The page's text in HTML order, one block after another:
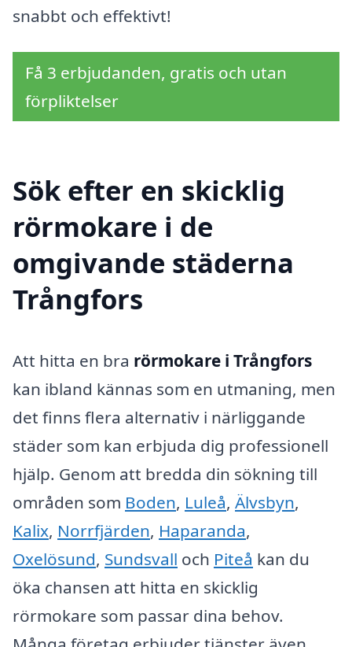
snabbt och effektivt!
Få 3 erbjudanden, gratis och utan
förpliktelser
Sök efter en skicklig
rörmokare i de
omgivande städerna
Trångfors
Att hitta en bra rörmokare i Trångfors
kan ibland kännas som en utmaning, men
det finns flera alternativ i närliggande
städer som kan erbjuda dig professionell
hjälp. Genom att bredda din sökning till
områden som Boden, Luleå, Älvsbyn,
Kalix, Norrfjärden, Haparanda,
Oxelösund, Sundsvall och Piteå kan du
öka chansen att hitta en skicklig
rörmokare som passar dina behov.